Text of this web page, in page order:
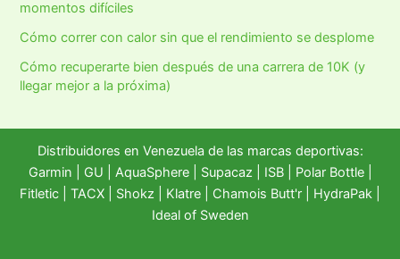
momentos difíciles
Cómo correr con calor sin que el rendimiento se desplome
Cómo recuperarte bien después de una carrera de 10K (y
llegar mejor a la próxima)
Distribuidores en Venezuela de las marcas deportivas:
Garmin
GU AquaSphere| Supacaz | ISB | Polar Bottle|
Fitletic
TACX Shokz Klatre Chamois Butt'r HydraPak
Ideal of Sweden